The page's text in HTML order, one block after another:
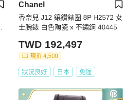
Chanel
香奈兒 J12 鑲鑽錶圈 8P H2572 女
士腕錶 白色陶瓷 x 不鏽鋼 40445
TWD 192,497
現折 4,500
狀況良好 日本 免運